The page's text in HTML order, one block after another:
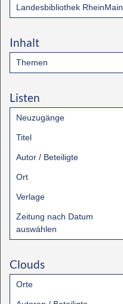
Landesbibliothek RheinMain
Inhalt
Themen
Listen
Neuzugänge
Titel
Autor / Beteiligte
Ort
Verlage
Zeitung nach Datum
auswählen
Clouds
Orte